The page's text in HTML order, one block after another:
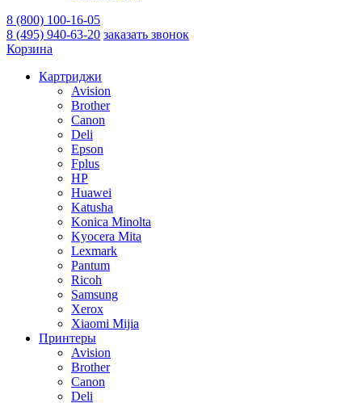
8 (800) 100-16-05
8 (495) 940-63-20 заказать звонок
Корзина
Картриджи
Avision
Brother
Canon
Deli
Epson
Fplus
HP
Huawei
Katusha
Konica Minolta
Kyocera Mita
Lexmark
Pantum
Ricoh
Samsung
Xerox
Xiaomi Mijia
Принтеры
Avision
Brother
Canon
Deli